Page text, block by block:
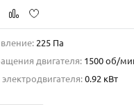
225 Па
двигателя: 1500 об/
0.92 кВт